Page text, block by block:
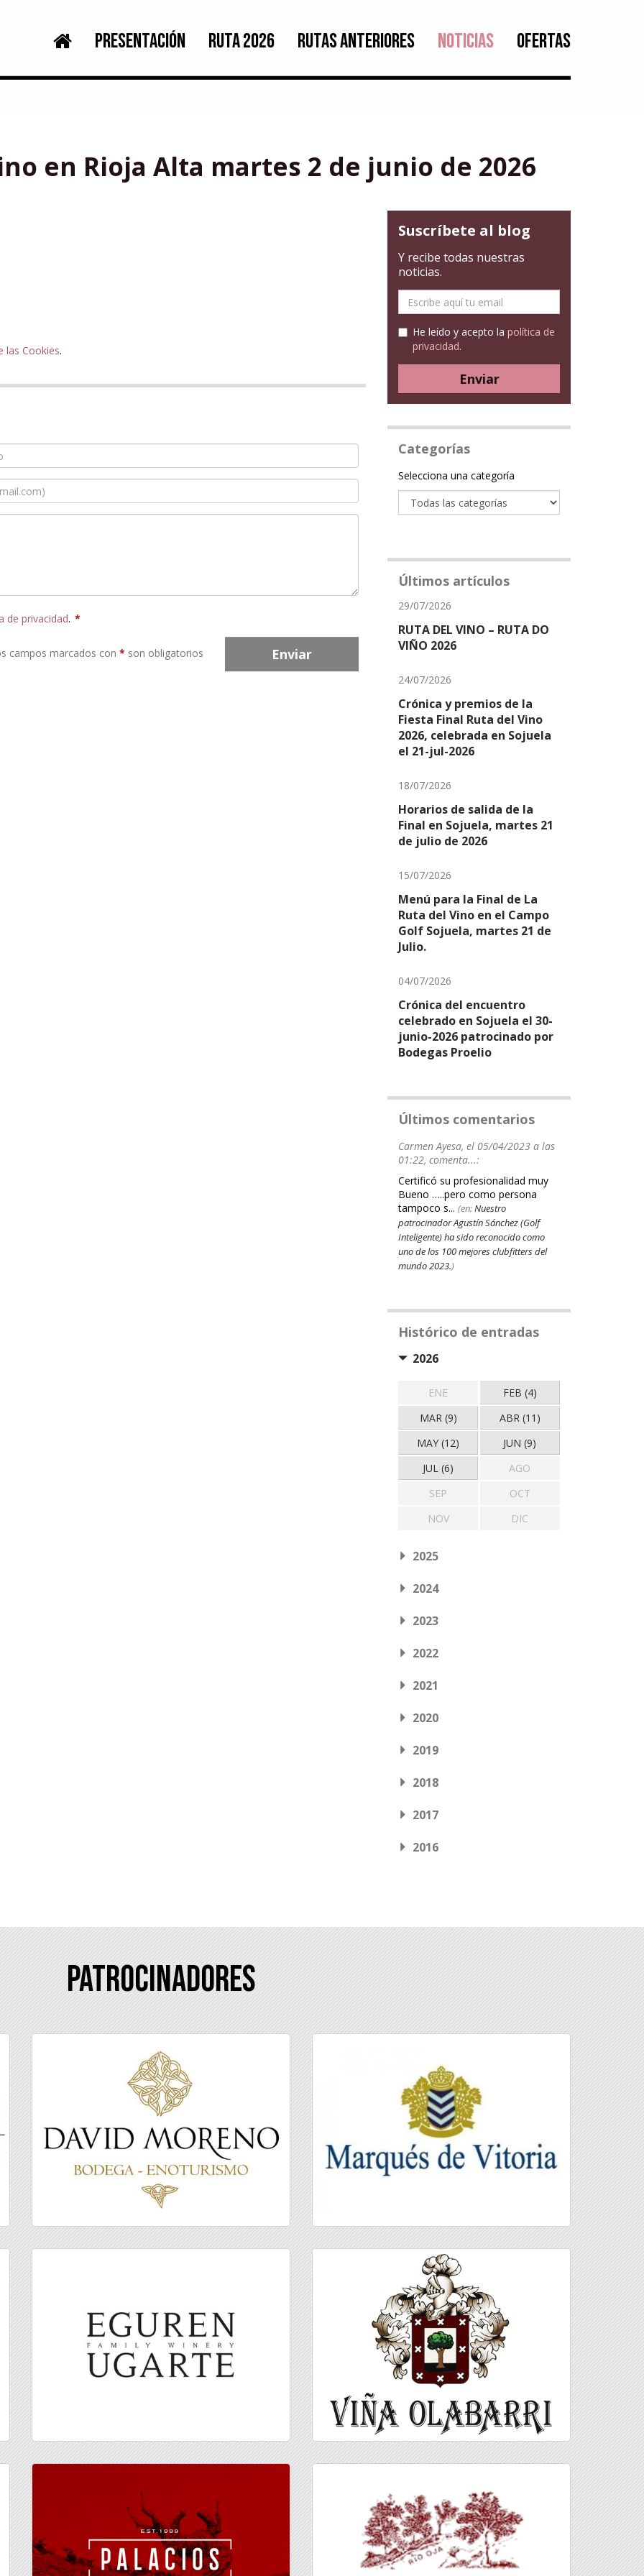
PRESENTACIÓN RUTA 2026 RUTAS ANTERIORES NOTICIAS OFERTAS
en Rioja Alta martes 2 de junio de 2026
las Cookies.
de privacidad. *
campos marcados con * son obligatorios Enviar
Suscríbete al blog
Y recibe todas nuestras
noticias.
mail
He leído y acepto la política de
privacidad.
Enviar
Categorías
Categoría
Selecciona una categoría
Últimos artículos
29/07/2026
RUTA DEL VINO – RUTA DO
VIÑO 2026
24/07/2026
Crónica y premios de la
Fiesta Final Ruta del Vino
2026, celebrada en Sojuela
el 21-jul-2026
18/07/2026
Horarios de salida de la
Final en Sojuela, martes 21
de julio de 2026
15/07/2026
Menú para la Final de La
Ruta del Vino en el Campo
Golf Sojuela, martes 21 de
Julio.
04/07/2026
Crónica del encuentro
celebrado en Sojuela el 30-
junio-2026 patrocinado por
Bodegas Proelio
Últimos comentarios
Carmen Ayesa, el 05/04/2023 a las
01:22, comenta...:
Certificó su profesionalidad muy
Bueno …..pero como persona
tampoco s... (en:Nuestro
patrocinador Agustín Sánchez (Golf
Inteligente) ha sido reconocido como
uno de los 100 mejores clubfitters del
mundo 2023.)
Histórico de entradas
2026
ENE
FEB (4)
MAR (9)
ABR (11)
MAY (12)
JUN (9)
JUL (6)
AGO
SEP
OCT
NOV
DIC
2025
2024
2023
2022
2021
2020
2019
2018
2017
2016
Patrocinadores